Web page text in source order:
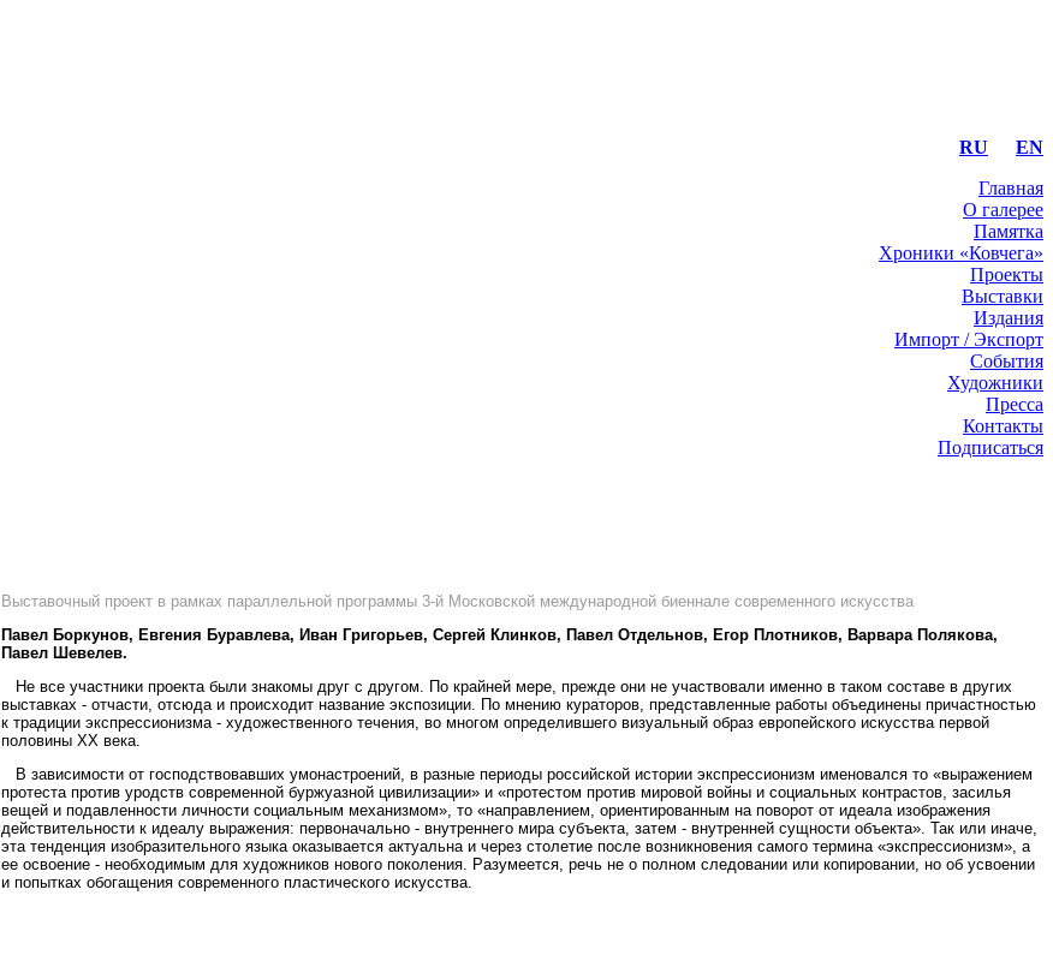
RU
EN
Главная
О галерее
Памятка
Хроники «Ковчега»
Проекты
Выставки
Издания
Импорт / Экспорт
События
Художники
Пресса
Контакты
Подписаться
Выставочный проект в рамках параллельной программы 3-й Московской международной биеннале современного искусства
Павел Боркунов, Евгения Буравлева, Иван Григорьев, Сергей Клинков, Павел Отдельнов, Егор Плотников, Варвара Полякова,
Павел Шевелев.
Не все участники проекта были знакомы друг с другом. По крайней мере, прежде они не участвовали именно в таком составе в других
выставках - отчасти, отсюда и происходит название экспозиции. По мнению кураторов, представленные работы объединены причастностью
к традиции экспрессионизма - художественного течения, во многом определившего визуальный образ европейского искусства первой
половины ХХ века.
В зависимости от господствовавших умонастроений, в разные периоды российской истории экспрессионизм именовался то «выражением
протеста против уродств современной буржуазной цивилизации» и «протестом против мировой войны и социальных контрастов, засилья
вещей и подавленности личности социальным механизмом», то «направлением, ориентированным на поворот от идеала изображения
действительности к идеалу выражения: первоначально - внутреннего мира субъекта, затем - внутренней сущности объекта». Так или иначе,
эта тенденция изобразительного языка оказывается актуальна и через столетие после возникновения самого термина «экспрессионизм», а
ее освоение - необходимым для художников нового поколения. Разумеется, речь не о полном следовании или копировании, но об усвоении
и попытках обогащения современного пластического искусства.